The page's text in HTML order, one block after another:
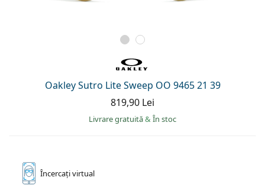
Oakley Sutro Lite Sweep OO 9465 21 39
819,90 Lei
Livrare gratuită& În stoc
Încercațivirtual